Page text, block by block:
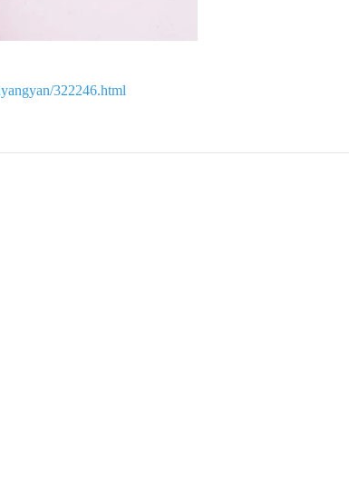
322246.html